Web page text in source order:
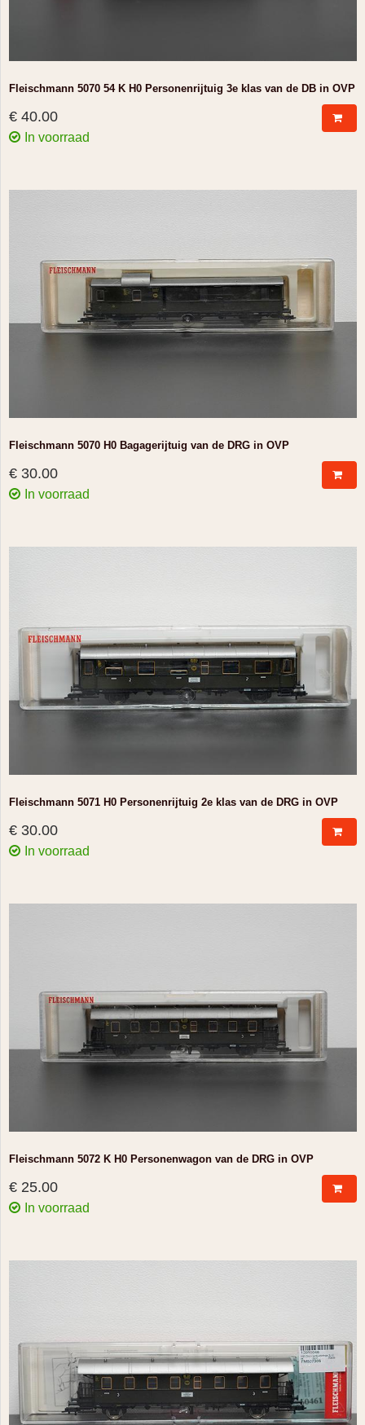
Fleischmann 5070 54 K H0 Personenrijtuig 3e klas van de DB in OVP
€ 40.00
In voorraad
Fleischmann 5070 H0 Bagagerijtuig van de DRG in OVP
€ 30.00
In voorraad
Fleischmann 5071 H0 Personenrijtuig 2e klas van de DRG in OVP
€ 30.00
In voorraad
Fleischmann 5072 K H0 Personenwagon van de DRG in OVP
€ 25.00
In voorraad